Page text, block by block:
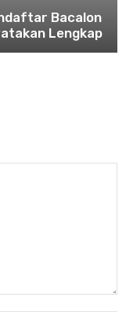
Bacalon
Lengkap